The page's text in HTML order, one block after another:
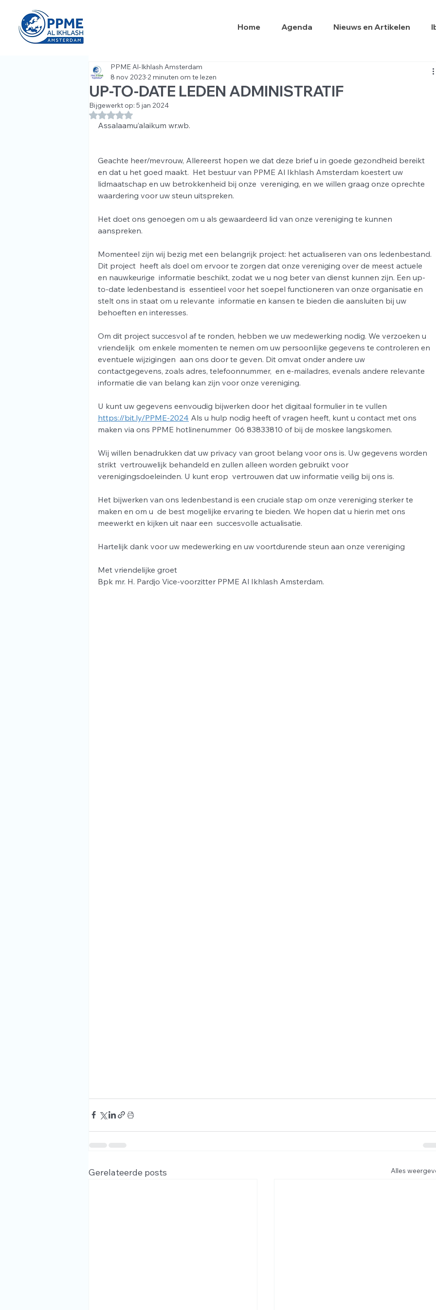
Home Agenda Nieuws en Artikelen
UP-TO-DATE LEDEN ADMINISTRATIF
PPME Al-Ikhlash Amsterdam
8 nov 2023 2 minuten om te lezen
Bijgewerkt op: 5 jan 2024
Beoordeeld met NaN uit 5 sterren.
Assalaamu’alaikum wr.wb.
Geachte heer/mevrouw, Allereerst hopen we dat deze brief u in goede gezondheid bereikt
en dat u het goed maakt.  Het bestuur van PPME Al Ikhlash Amsterdam koestert uw
lidmaatschap en uw betrokkenheid bij onze  vereniging, en we willen graag onze oprechte
waardering voor uw steun uitspreken.
Het doet ons genoegen om u als gewaardeerd lid van onze vereniging te kunnen
aanspreken.
Momenteel zijn wij bezig met een belangrijk project: het actualiseren van ons ledenbestand.
Dit project  heeft als doel om ervoor te zorgen dat onze vereniging over de meest actuele
en nauwkeurige  informatie beschikt, zodat we u nog beter van dienst kunnen zijn. Een up-
to-date ledenbestand is  essentieel voor het soepel functioneren van onze organisatie en
stelt ons in staat om u relevante  informatie en kansen te bieden die aansluiten bij uw
behoeften en interesses.
Om dit project succesvol af te ronden, hebben we uw medewerking nodig. We verzoeken u
vriendelijk  om enkele momenten te nemen om uw persoonlijke gegevens te controleren en
eventuele wijzigingen  aan ons door te geven. Dit omvat onder andere uw
contactgegevens, zoals adres, telefoonnummer,  en e-mailadres, evenals andere relevante
informatie die van belang kan zijn voor onze vereniging.
U kunt uw gegevens eenvoudig bijwerken door het digitaal formulier in te vullen
https://bit.ly/PPME-2024 Als u hulp nodig heeft of vragen heeft, kunt u contact met ons
maken via ons PPME hotlinenummer  06 83833810 of bij de moskee langskomen.
Wij willen benadrukken dat uw privacy van groot belang voor ons is. Uw gegevens worden
strikt  vertrouwelijk behandeld en zullen alleen worden gebruikt voor
verenigingsdoeleinden. U kunt erop  vertrouwen dat uw informatie veilig bij ons is.
Het bijwerken van ons ledenbestand is een cruciale stap om onze vereniging sterker te
maken en om u  de best mogelijke ervaring te bieden. We hopen dat u hierin met ons
meewerkt en kijken uit naar een  succesvolle actualisatie.
Hartelijk dank voor uw medewerking en uw voortdurende steun aan onze vereniging
Met vriendelijke groet
Bpk mr. H. Pardjo Vice-voorzitter PPME Al Ikhlash Amsterdam.
Gerelateerde posts Alles